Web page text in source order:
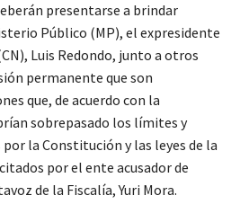
presentarse a brindar
Público (MP), el expresidente
Luis Redondo, junto a otros
permanente que son
que, de acuerdo con la
sobrepasado los límites y
la Constitución y las leyes de la
por el ente acusador de
de la Fiscalía, Yuri Mora.